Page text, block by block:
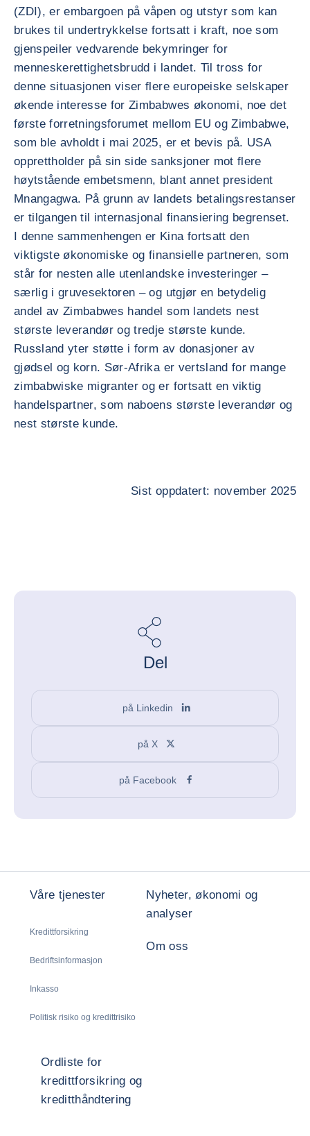
(ZDI), er embargoen på våpen og utstyr som kan
brukes til undertrykkelse fortsatt i kraft, noe som
gjenspeiler vedvarende bekymringer for
menneskerettighetsbrudd i landet. Til tross for
denne situasjonen viser flere europeiske selskaper
økende interesse for Zimbabwes økonomi, noe det
første forretningsforumet mellom EU og Zimbabwe,
som ble avholdt i mai 2025, er et bevis på. USA
opprettholder på sin side sanksjoner mot flere
høytstående embetsmenn, blant annet president
Mnangagwa. På grunn av landets betalingsrestanser
er tilgangen til internasjonal finansiering begrenset.
I denne sammenhengen er Kina fortsatt den
viktigste økonomiske og finansielle partneren, som
står for nesten alle utenlandske investeringer –
særlig i gruvesektoren – og utgjør en betydelig
andel av Zimbabwes handel som landets nest
største leverandør og tredje største kunde.
Russland yter støtte i form av donasjoner av
gjødsel og korn. Sør-Afrika er vertsland for mange
zimbabwiske migranter og er fortsatt en viktig
handelspartner, som naboens største leverandør og
nest største kunde.
Sist oppdatert: november 2025
Del
på Linkedin
på X
på Facebook
Våre tjenester
Kredittforsikring
Bedriftsinformasjon
Inkasso
Politisk risiko og kredittrisiko
Nyheter, økonomi og
analyser
Om oss
Ordliste for
kredittforsikring og
kreditthåndtering